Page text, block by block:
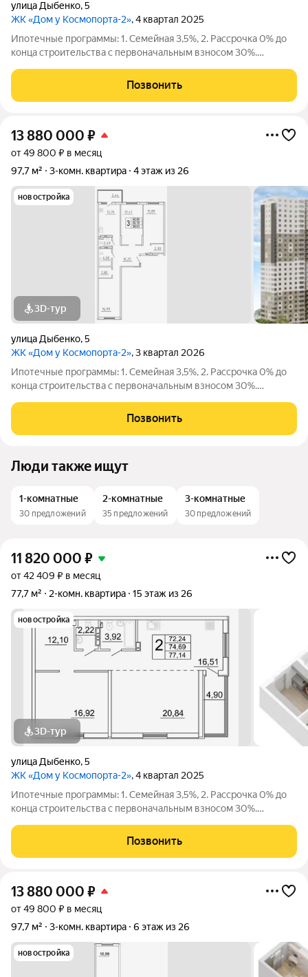
улица Дыбенко,5
ЖК «Дом у Космопорта-2», 4 квартал 2025
Ипотечные программы: 1. Семейная 3,5%, 2. Рассрочка 0% до
конца строительства с первоначальным взносом 30%.
комплексе «Дом у Космопорта 2» ;. ЖК "Дом у Космопорта 2"
располагается в
Позвонить
13 880 000 ₽
от 49 800 ₽ в месяц
97,7 м²
3-комн. квартира 4 этаж из 26
новостройка
3D-тур
улица Дыбенко,5
ЖК «Дом у Космопорта-2», 3 квартал 2026
Ипотечные программы: 1. Семейная 3,5%, 2. Рассрочка 0% до
конца строительства с первоначальным взносом 30%.
комплексе «Дом у Космопорта 2»;. ЖК «Дом у Космопорта 2»
располагается в географическом
Позвонить
Люди также ищут
1-комнатные
30 предложений
2-комнатные
35 предложений
3-комнатные
30 предложений
11 820 000 ₽
от 42 409 ₽ в месяц
77,7 м²
2-комн. квартира 15 этаж из 26
новостройка
3D-тур
улица Дыбенко,5
ЖК «Дом у Космопорта-2», 4 квартал 2025
Ипотечные программы: 1. Семейная 3,5%, 2. Рассрочка 0% до
конца строительства с первоначальным взносом 30%.
комплексе «Дом у Космопорта 2» ;. ЖК "Дом у Космопорта 2"
располагается в
Позвонить
13 880 000 ₽
от 49 800 ₽ в месяц
97,7 м²
3-комн. квартира 6 этаж из 26
новостройка